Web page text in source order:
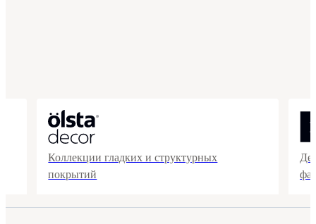
Коллекции гладких и структурных
покрытий